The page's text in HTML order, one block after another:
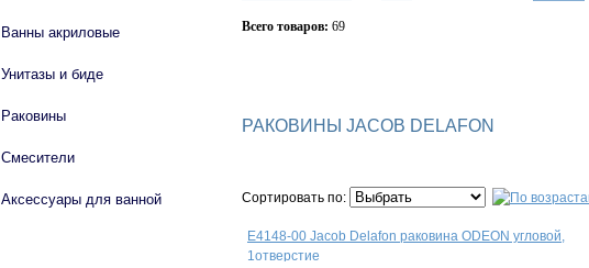
Всего товаров: 69
РАКОВИНЫ JACOB DELAFON
Сортировать по:
E4148-00 Jacob Delafon раковина ODEON угловой,
1отверстие
Ванны акриловые
Унитазы и биде
Раковины
Смесители
Аксессуары для ванной